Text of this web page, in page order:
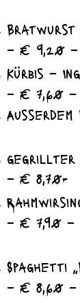
Bratwurst
– € 9,20 –
Kürbis –
– € 7,60 –
gegrillter
– € 8,70-
– € 7,90 –
Spaghetti
– € 8,60 –